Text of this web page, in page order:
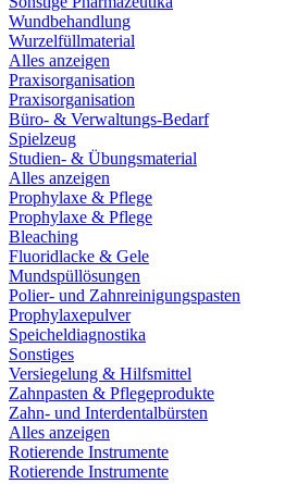
Wundbehandlung
Wurzelfüllmaterial
Alles anzeigen
Praxisorganisation
Praxisorganisation
Büro- & Verwaltungs-Bedarf
Spielzeug
Studien- & Übungsmaterial
Alles anzeigen
Prophylaxe & Pflege
Prophylaxe & Pflege
Bleaching
Fluoridlacke & Gele
Mundspüllösungen
Polier- und Zahnreinigungspasten
Prophylaxepulver
Speicheldiagnostika
Sonstiges
Versiegelung & Hilfsmittel
Zahnpasten & Pflegeprodukte
Zahn- und Interdentalbürsten
Alles anzeigen
Rotierende Instrumente
Rotierende Instrumente